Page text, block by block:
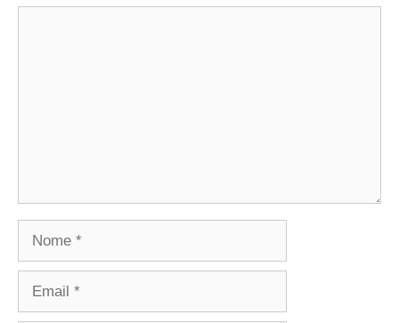
Nome
Email